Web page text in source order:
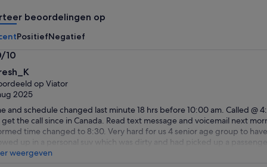
*Betaal
lagere
meerdere
reizigers
selecteren
beoordelingen op
PositiefNegatief
10
op Viator
2025
and schedule changed last minute 18 hrs before 10:00 am. Called @
the call since in Canada. Read text message and voicemail next
time changed to 8:30. Very hard for us 4 senior age group to
up in a personal suv which was dirty and had picked up a
2 of us in the 3rd row which is very uncomfortable for a 7 hr tour
weergeven